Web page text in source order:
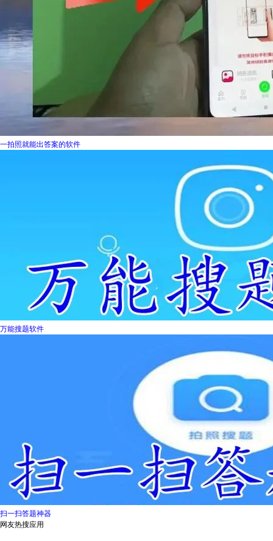
一拍照就能出答案的软件
万能搜题软件
扫一扫答题神器
网友热搜应用